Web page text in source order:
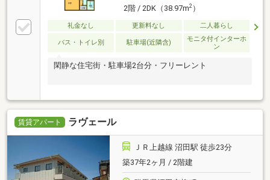
2階 / 2DK（38.97m2）
礼金なし 更新料なし 二人暮らし
バス・トイレ別 駐車場(近隣含)
モニタ付インターホ
ン
閑静な住宅街・駐車場2台分・フリーレント
賃貸アパート ラヴェール
ＪＲ上越線 沼田駅 徒歩23分
築37年2ヶ月 / 2階建